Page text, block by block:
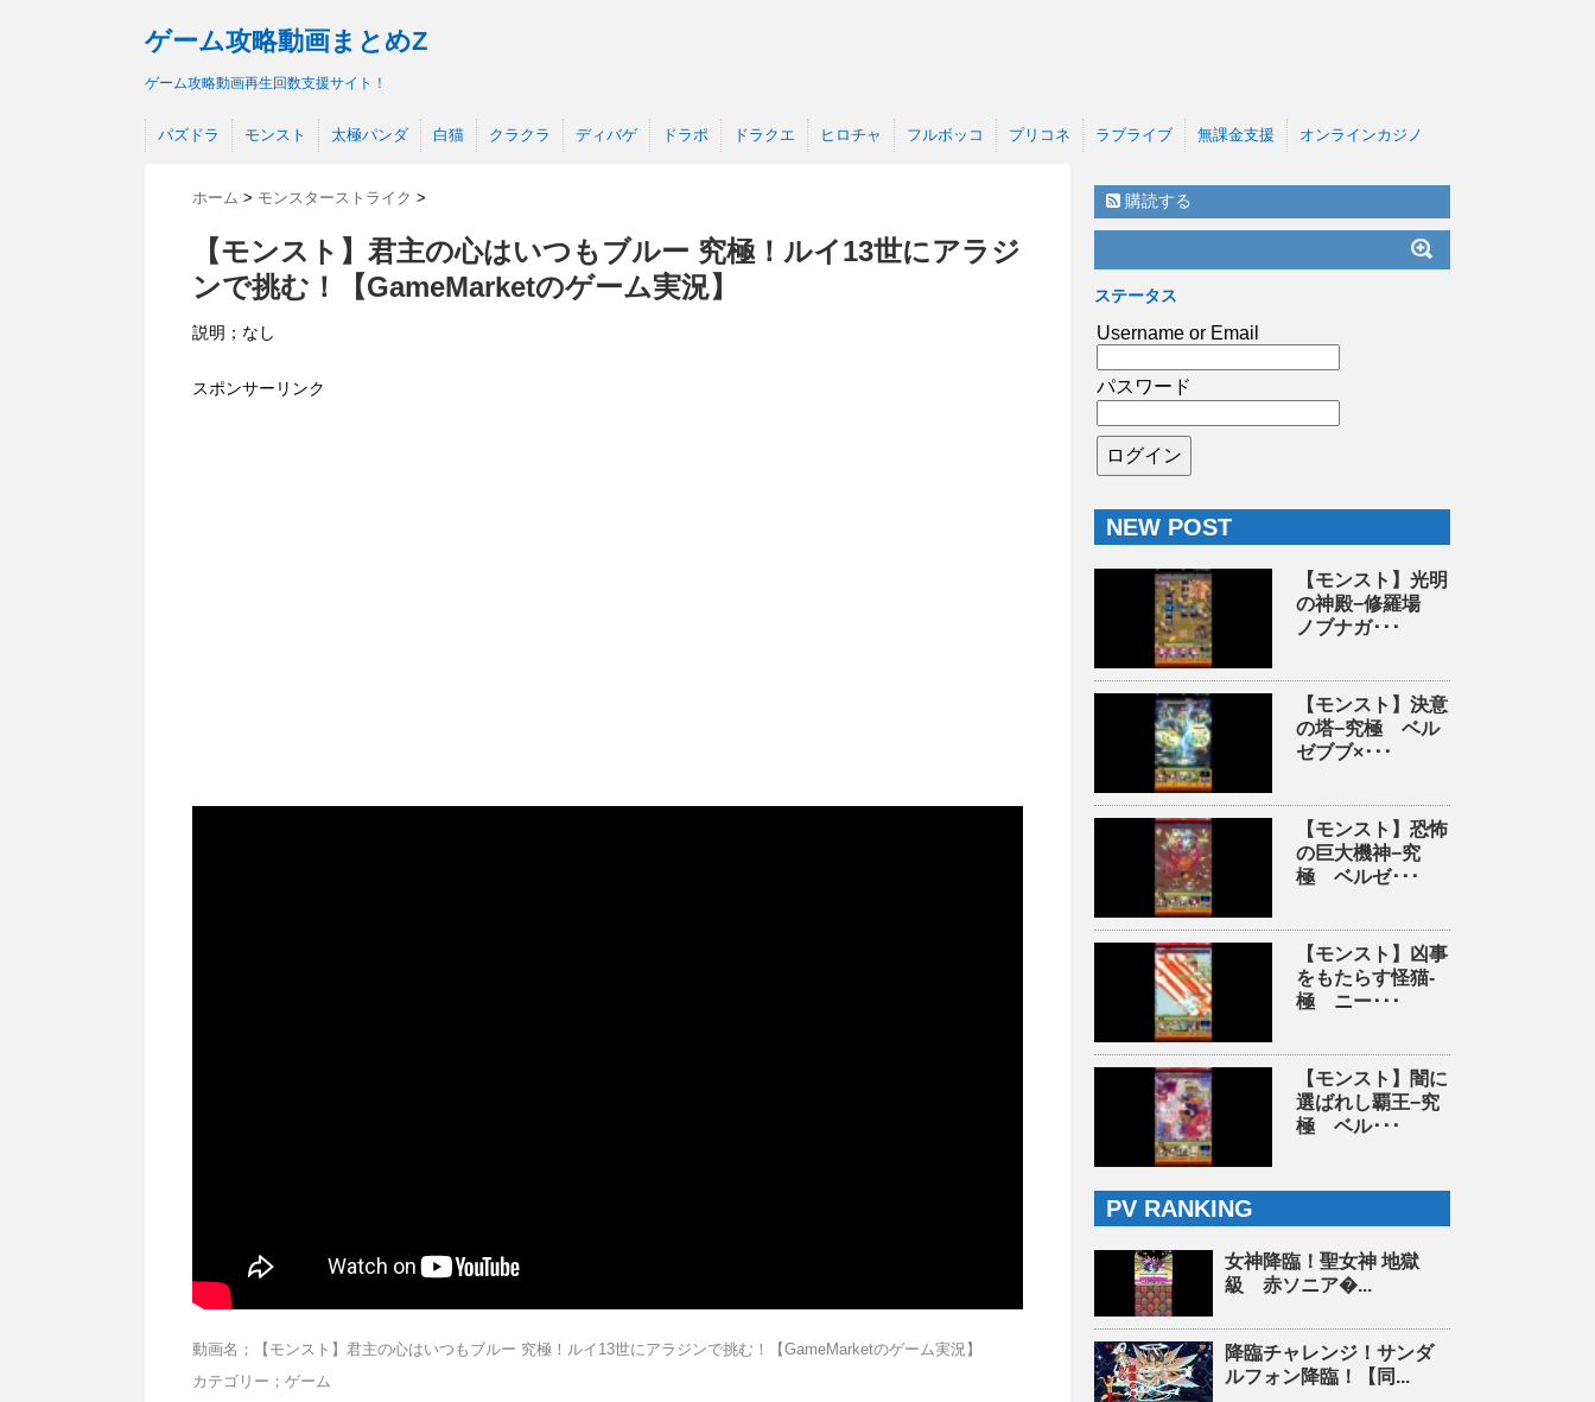
ゲーム攻略動画まとめZ
ゲーム攻略動画再生回数支援サイト！
パズドラ モンスト 太極パンダ 白猫 クラクラ ディバゲ ドラポ ドラクエ ヒロチャ フルボッコ プリコネ ラブライブ 無課金支援 オンラインカジノ
ホーム > モンスターストライク >
【モンスト】君主の心はいつもブルー 究極！ルイ13世にアラジ
ンで挑む！【GameMarketのゲーム実況】
説明；なし
スポンサーリンク
動画名；【モンスト】君主の心はいつもブルー 究極！ルイ13世にアラジンで挑む！【GameMarketのゲーム実況】
カテゴリー；ゲーム
購読する
ステータス
Username or Email
パスワード
NEW POST
【モンスト】光明
の神殿−修羅場
ノブナガ･･･
【モンスト】決意
の塔−究極 ベル
ゼブブ×･･･
【モンスト】恐怖
の巨大機神−究
極 ベルゼ･･･
【モンスト】凶事
をもたらす怪猫-
極 ニー･･･
【モンスト】闇に
選ばれし覇王−究
極 ベル･･･
PV RANKING
女神降臨！聖女神 地獄
級 赤ソニア�...
降臨チャレンジ！サンダ
ルフォン降臨！【同...